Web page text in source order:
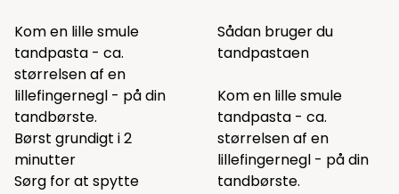
Kom en lille smule
tandpasta - ca.
størrelsen af en
lillefingernegl - på din
tandbørste.
Børst grundigt i 2
minutter
Sørg for at spytte
Sådan bruger du
tandpastaen
Kom en lille smule
tandpasta - ca.
størrelsen af en
lillefingernegl - på din
tandbørste.